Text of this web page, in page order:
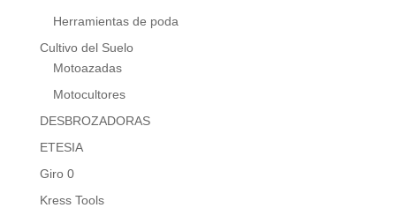
Herramientas de poda
Cultivo del Suelo
Motoazadas
Motocultores
DESBROZADORAS
ETESIA
Giro 0
Kress Tools